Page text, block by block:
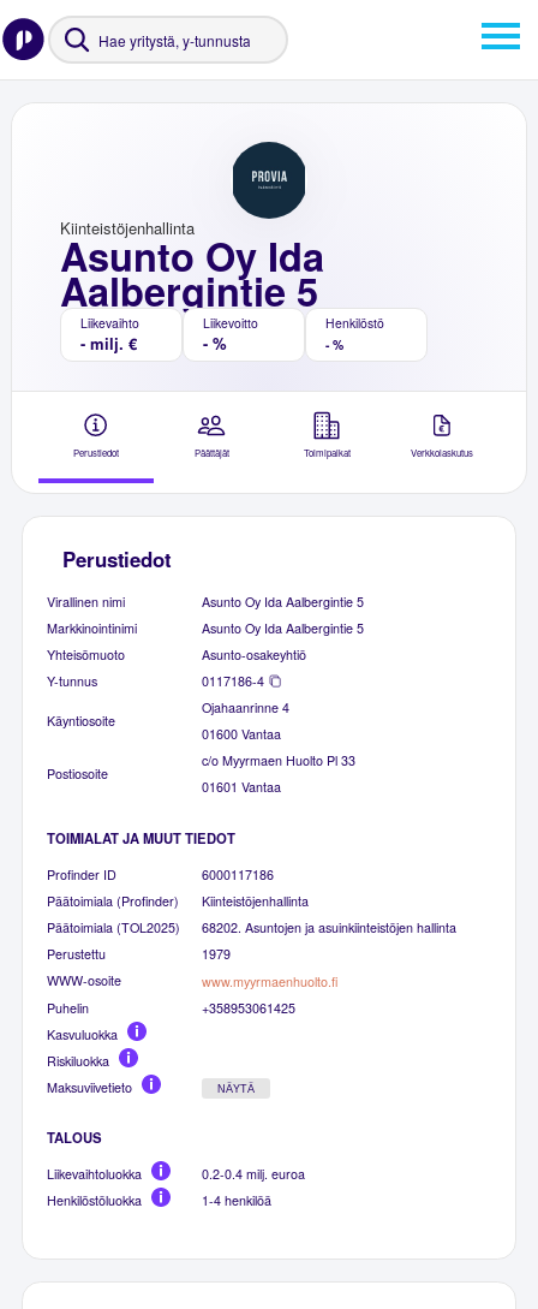
Asunto Oy Ida
Aalbergintie 5
Kiinteistöjenhallinta
Liikevaihto
- milj. €
Liikevoitto
- %
Henkilöstö
- %
Perustiedot Päättäjät Toimipaikat Verkkolaskutus
Perustiedot
Virallinen nimi
Asunto Oy Ida Aalbergintie 5
Markkinointinimi
Asunto Oy Ida Aalbergintie 5
Yhteisömuoto
Asunto-osakeyhtiö
Y-tunnus
0117186-4
Käyntiosoite
Ojahaanrinne 4
01600 Vantaa
Postiosoite
c/o Myyrmaen Huolto Pl 33
01601 Vantaa
TOIMIALAT JA MUUT TIEDOT
Profinder ID
6000117186
Päätoimiala (Profinder)
Kiinteistöjenhallinta
Päätoimiala (TOL2025)
68202. Asuntojen ja asuinkiinteistöjen hallinta
Perustettu
1979
WWW-osoite
www.myyrmaenhuolto.fi
Puhelin
+358953061425
Kasvuluokka
Riskiluokka
Maksuviivetieto
NÄYTÄ
TALOUS
Liikevaihtoluokka
0.2-0.4 milj. euroa
Henkilöstöluokka
1-4 henkilöä